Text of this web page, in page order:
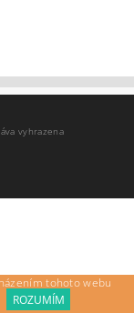
vyhrazena
tohoto webu
ROZUMÍM